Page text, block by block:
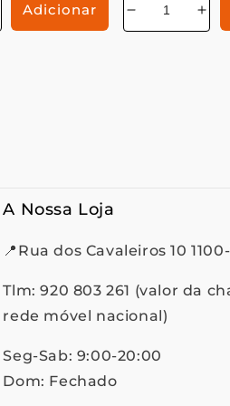
Adicionar
Diminuir
a
a
A Nossa Loja
📍Rua dos Cavaleiros 10
Tlm: 920 803 261 (valor da
rede móvel nacional)
Seg-Sab: 9:00-20:00
Dom: Fechado